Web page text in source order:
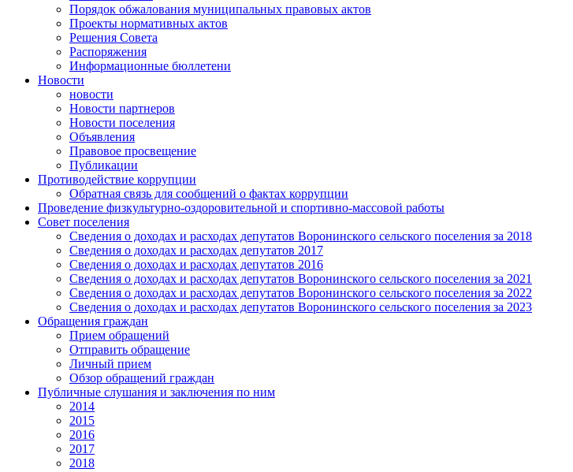
Порядок обжалования муниципальных правовых актов
Проекты нормативных актов
Решения Совета
Распоряжения
Информационные бюллетени
Новости
новости
Новости партнеров
Новости поселения
Объявления
Правовое просвещение
Публикации
Противодействие коррупции
Обратная связь для сообщений о фактах коррупции
Проведение физкультурно-оздоровительной и спортивно-массовой работы
Совет поселения
Сведения о доходах и расходах депутатов Воронинского сельского поселения за 2018
Сведения о доходах и расходах депутатов 2017
Сведения о доходах и расходах депутатов 2016
Сведения о доходах и расходах депутатов Воронинского сельского поселения за 2021
Сведения о доходах и расходах депутатов Воронинского сельского поселения за 2022
Сведения о доходах и расходах депутатов Воронинского сельского поселения за 2023
Обращения граждан
Прием обращений
Отправить обращение
Личный прием
Обзор обращений граждан
Публичные слушания и заключения по ним
2014
2015
2016
2017
2018